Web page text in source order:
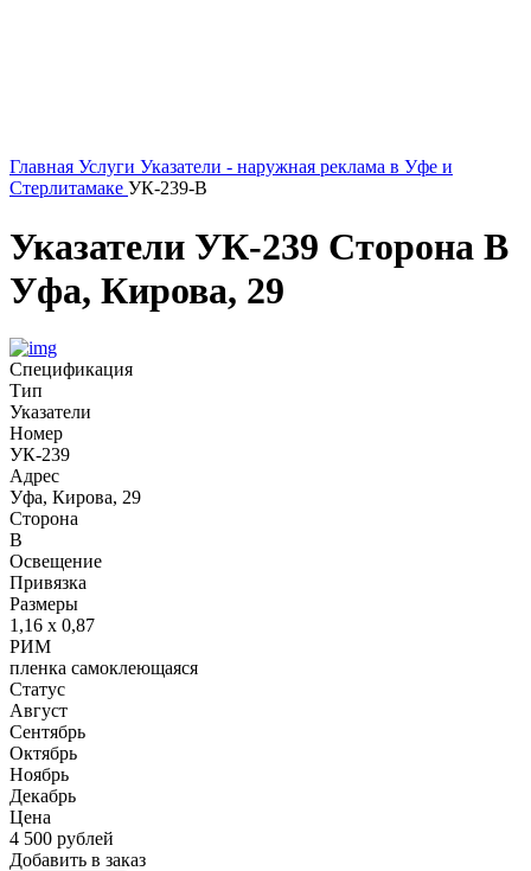
Главная Услуги Указатели - наружная реклама в Уфе и
Стерлитамаке УК-239-В
Указатели УК-239 Сторона В
Уфа, Кирова, 29
Спецификация
Тип
Указатели
Номер
УК-239
Адрес
Уфа, Кирова, 29
Сторона
В
Освещение
Привязка
Размеры
1,16 х 0,87
РИМ
пленка самоклеющаяся
Статус
Август
Сентябрь
Октябрь
Ноябрь
Декабрь
Цена
4 500 рублей
Добавить в заказ